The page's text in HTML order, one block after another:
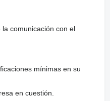
comunicación con el
mínimas en su
en cuestión.